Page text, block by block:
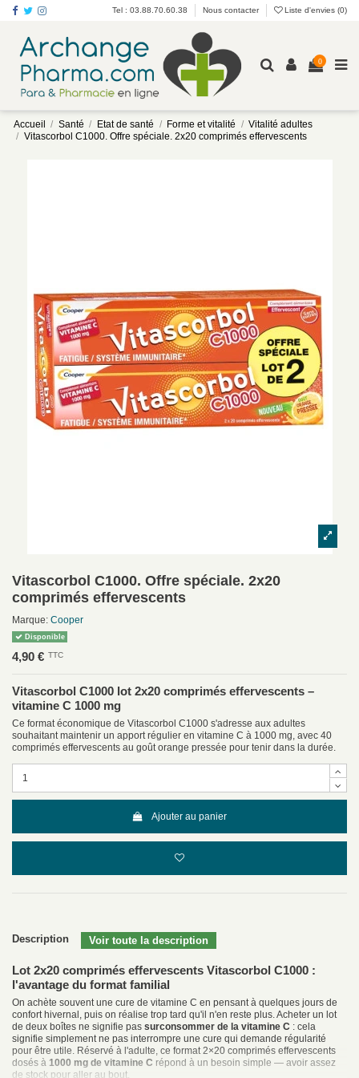
Tel : 03.88.70.60.38 Nous contacter Liste d'envies (0)
0
Accueil Santé Etat de santé Forme et vitalité
Vitalité adultes
Vitascorbol C1000. Offre spéciale. 2x20 comprimés effervescents
Vitascorbol C1000. Offre spéciale. 2x20
comprimés effervescents
Marque: Cooper
Disponible
4,90 € TTC
Vitascorbol C1000 lot 2x20 comprimés effervescents –
vitamine C 1000 mg
Ce format économique de Vitascorbol C1000 s'adresse aux adultes
souhaitant maintenir un apport régulier en vitamine C à 1000 mg, avec 40
comprimés effervescents au goût orange pressée pour tenir dans la durée.
Ajouter au panier
Description
Lot 2x20 comprimés effervescents Vitascorbol C1000 :
l'avantage du format familial
On achète souvent une cure de vitamine C en pensant à quelques jours de
confort hivernal, puis on réalise trop tard qu'il n'en reste plus. Acheter un lot
de deux boîtes ne signifie pas surconsommer de la vitamine C : cela
signifie simplement ne pas interrompre une cure qui demande régularité
pour être utile. Réservé à l'adulte, ce format 2×20 comprimés effervescents
dosés à 1000 mg de vitamine C répond à un besoin simple — avoir assez
de stock pour aller au bout.